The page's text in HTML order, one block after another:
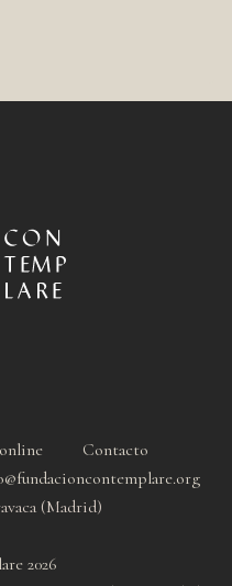
Contacto
(Madrid)
2026